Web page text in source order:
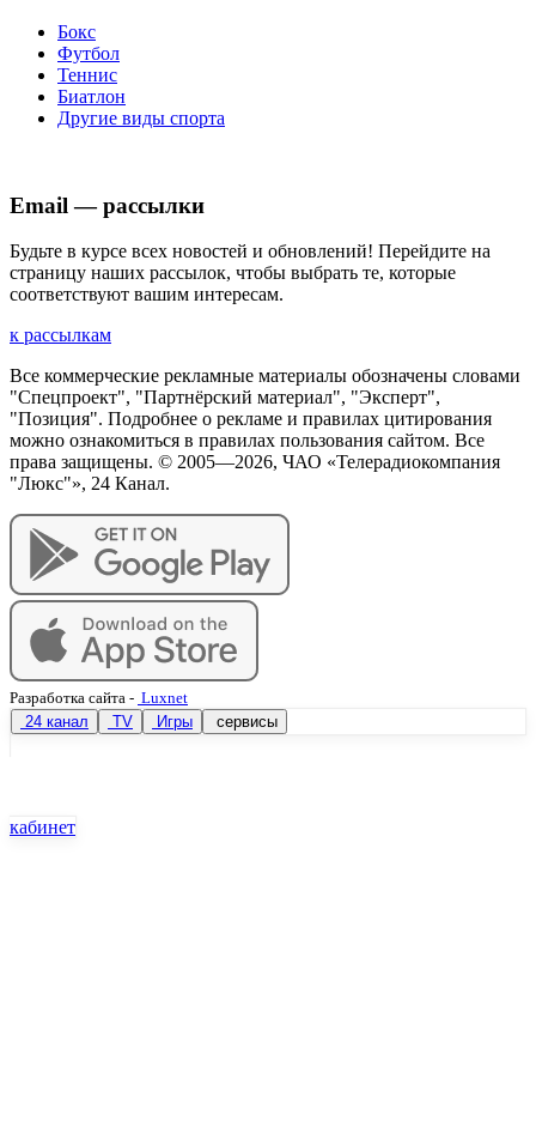
Бокс
Футбол
Теннис
Биатлон
Другие виды спорта
Email — рассылки
Будьте в курсе всех новостей и обновлений! Перейдите на
страницу наших рассылок, чтобы выбрать те, которые
соответствуют вашим интересам.
к рассылкам
Все коммерческие рекламные материалы обозначены словами
"Спецпроект", "Партнёрский материал", "Эксперт",
"Позиция". Подробнее о рекламе и правилах цитирования
можно ознакомиться в правилах пользования сайтом. Все
права защищены. © 2005—2026, ЧАО «Телерадиокомпания
"Люкс"», 24 Канал.
Разработка сайта - Luxnet
24 канал
TV Игры сервисы
кабинет